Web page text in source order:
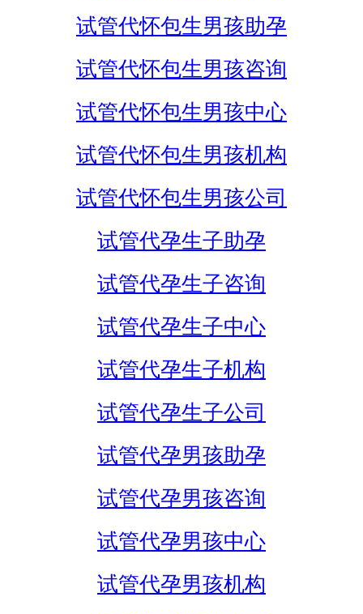
试管代怀包生男孩助孕
试管代怀包生男孩咨询
试管代怀包生男孩中心
试管代怀包生男孩机构
试管代怀包生男孩公司
试管代孕生子助孕
试管代孕生子咨询
试管代孕生子中心
试管代孕生子机构
试管代孕生子公司
试管代孕男孩助孕
试管代孕男孩咨询
试管代孕男孩中心
试管代孕男孩机构